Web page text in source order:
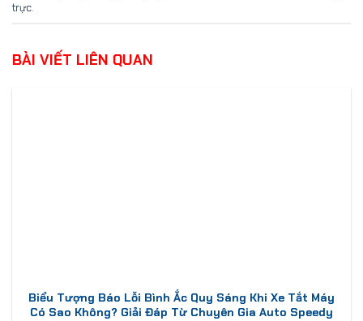
trực.
BÀI VIẾT LIÊN QUAN
Biểu Tượng Báo Lỗi Bình Ắc Quy Sáng Khi Xe Tắt Máy
Có Sao Không? Giải Đáp Từ Chuyên Gia Auto Speedy